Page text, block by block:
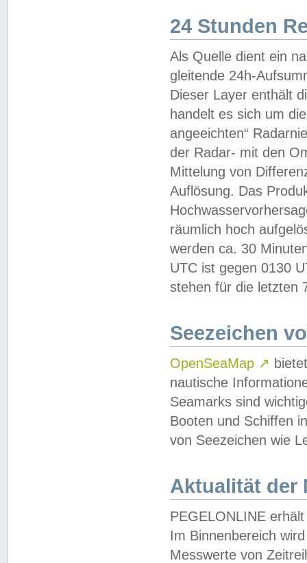
24 Stunden
Als Quelle dient ein
gleitende 24h-
Dieser Layer enthält
handelt es sich um
angeeichten“
der Radar- mit den
Mittelung von
Auflösung. Das
räumlich hoch
werden ca. 30
UTC ist gegen 0130
stehen für die letzten
Seezeichen
OpenSeaMap ↗
nautische
Seamarks sind
Booten und Schiffen
von Seezeichen wie
Aktualität der
PEGELONLINE
Im Binnenbereich
Messwerte von